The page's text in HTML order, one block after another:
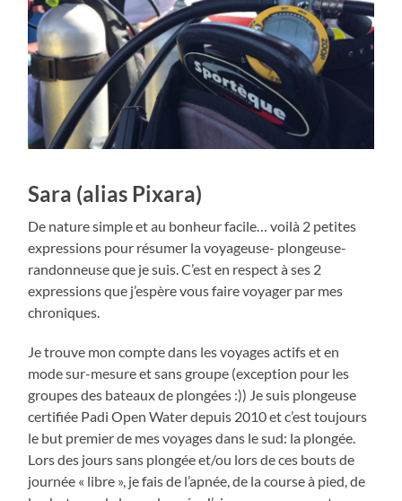
Sara (alias Pixara)
De nature simple et au bonheur facile… voilà 2 petites
expressions pour résumer la voyageuse- plongeuse-
randonneuse que je suis. C’est en respect à ses 2
expressions que j’espère vous faire voyager par mes
chroniques.
Je trouve mon compte dans les voyages actifs et en
mode sur-mesure et sans groupe (exception pour les
groupes des bateaux de plongées :)) Je suis plongeuse
certifiée Padi Open Water depuis 2010 et c’est toujours
le but premier de mes voyages dans le sud: la plongée.
Lors des jours sans plongée et/ou lors de ces bouts de
journée « libre », je fais de l’apnée, de la course à pied, de